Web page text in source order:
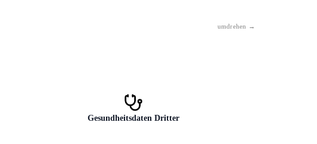
Gesundheitsdaten Dritter